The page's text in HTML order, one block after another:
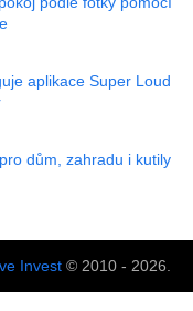
aplikace Super Loud
dům, zahradu i kutily
Invest© 2010 - 2026.